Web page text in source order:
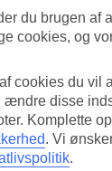
De enkle
skønne caribiske
strande
del finder du
du brugen af
cookies, og
cookies du vil
disse
Komplette
. Vi
.